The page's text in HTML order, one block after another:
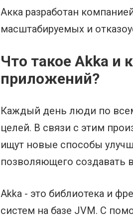
Акка разработан
масштабируемых и
Что такое Akka и
приложений?
Каждый день люди по
целей. В связи с этим
ищут новые способы
позволяющего создавать
Akka - это библиотека и
систем на базе JVM. С